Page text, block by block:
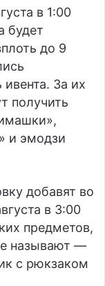
в 1:00
будет
до 9
За их
получить
и эмодзи
добавят во
в 3:00
предметов,
называют —
с рюкзаком